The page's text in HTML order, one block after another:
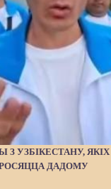
УЗБІКЕСТАНУ,
ДАДОМУ